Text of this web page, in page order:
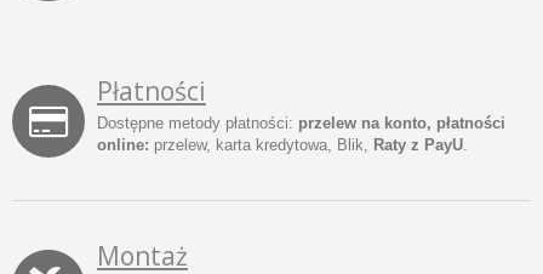
Płatności
Dostępne metody płatności: przelew na konto, płatności
online: przelew, karta kredytowa, Blik, Raty z PayU
Montaż